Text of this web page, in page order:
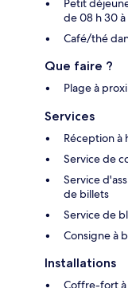
Petit
de 08 h 30 à
Café/thé
Que faire ?
Plage à
Services
Réception à
Service de
Service
de billets
Service de
Consigne à
Installations
Coffre-fort